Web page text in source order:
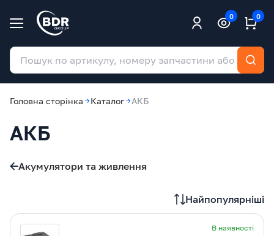
0 0
Головна сторінка Каталог АКБ
АКБ
Акумулятори та живлення
Найпопулярніші
В наявності